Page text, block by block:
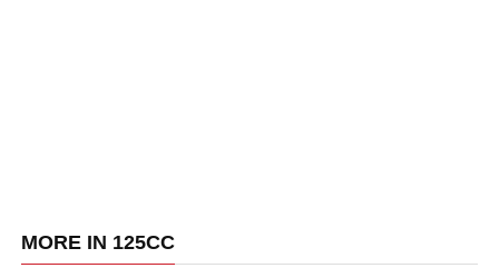
MORE IN 125CC